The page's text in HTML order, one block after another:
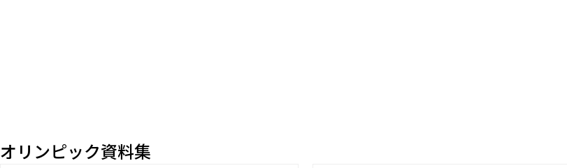
オリンピック資料集